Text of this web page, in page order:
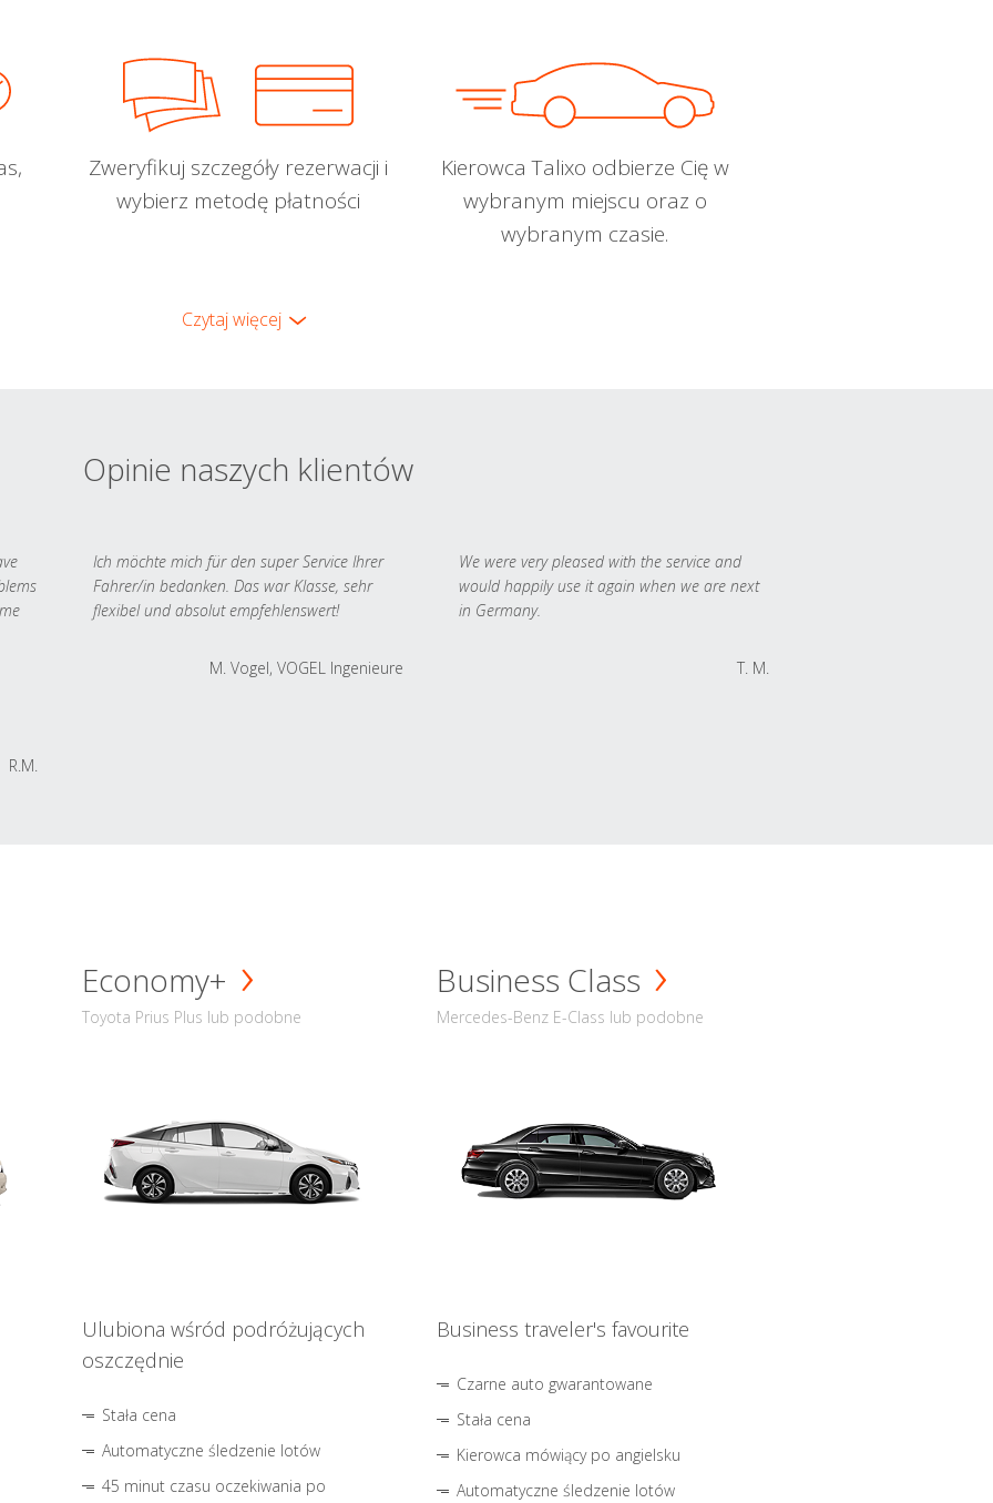
Zweryfikuj szczegóły rezerwacji i
wybierz metodę płatności
Kierowca Talixo odbierze Cię w
wybranym miejscu oraz o
wybranym czasie.
Czytaj więcej
Opinie naszych klientów
R.M.
Ich möchte mich für den super Service Ihrer
Fahrer/in bedanken. Das war Klasse, sehr
flexibel und absolut empfehlenswert!
M. Vogel, VOGEL Ingenieure
We were very pleased with the service and
would happily use it again when we are next
in Germany.
T. M.
Economy+
Toyota Prius Plus lub podobne
Ulubiona wśród podróżujących
oszczędnie
Stała cena
Automatyczne śledzenie lotów
45 minut czasu oczekiwania po
Business Class
Mercedes-Benz E-Class lub podobne
Business traveler's favourite
Czarne auto gwarantowane
Stała cena
Kierowca mówiący po angielsku
Automatyczne śledzenie lotów